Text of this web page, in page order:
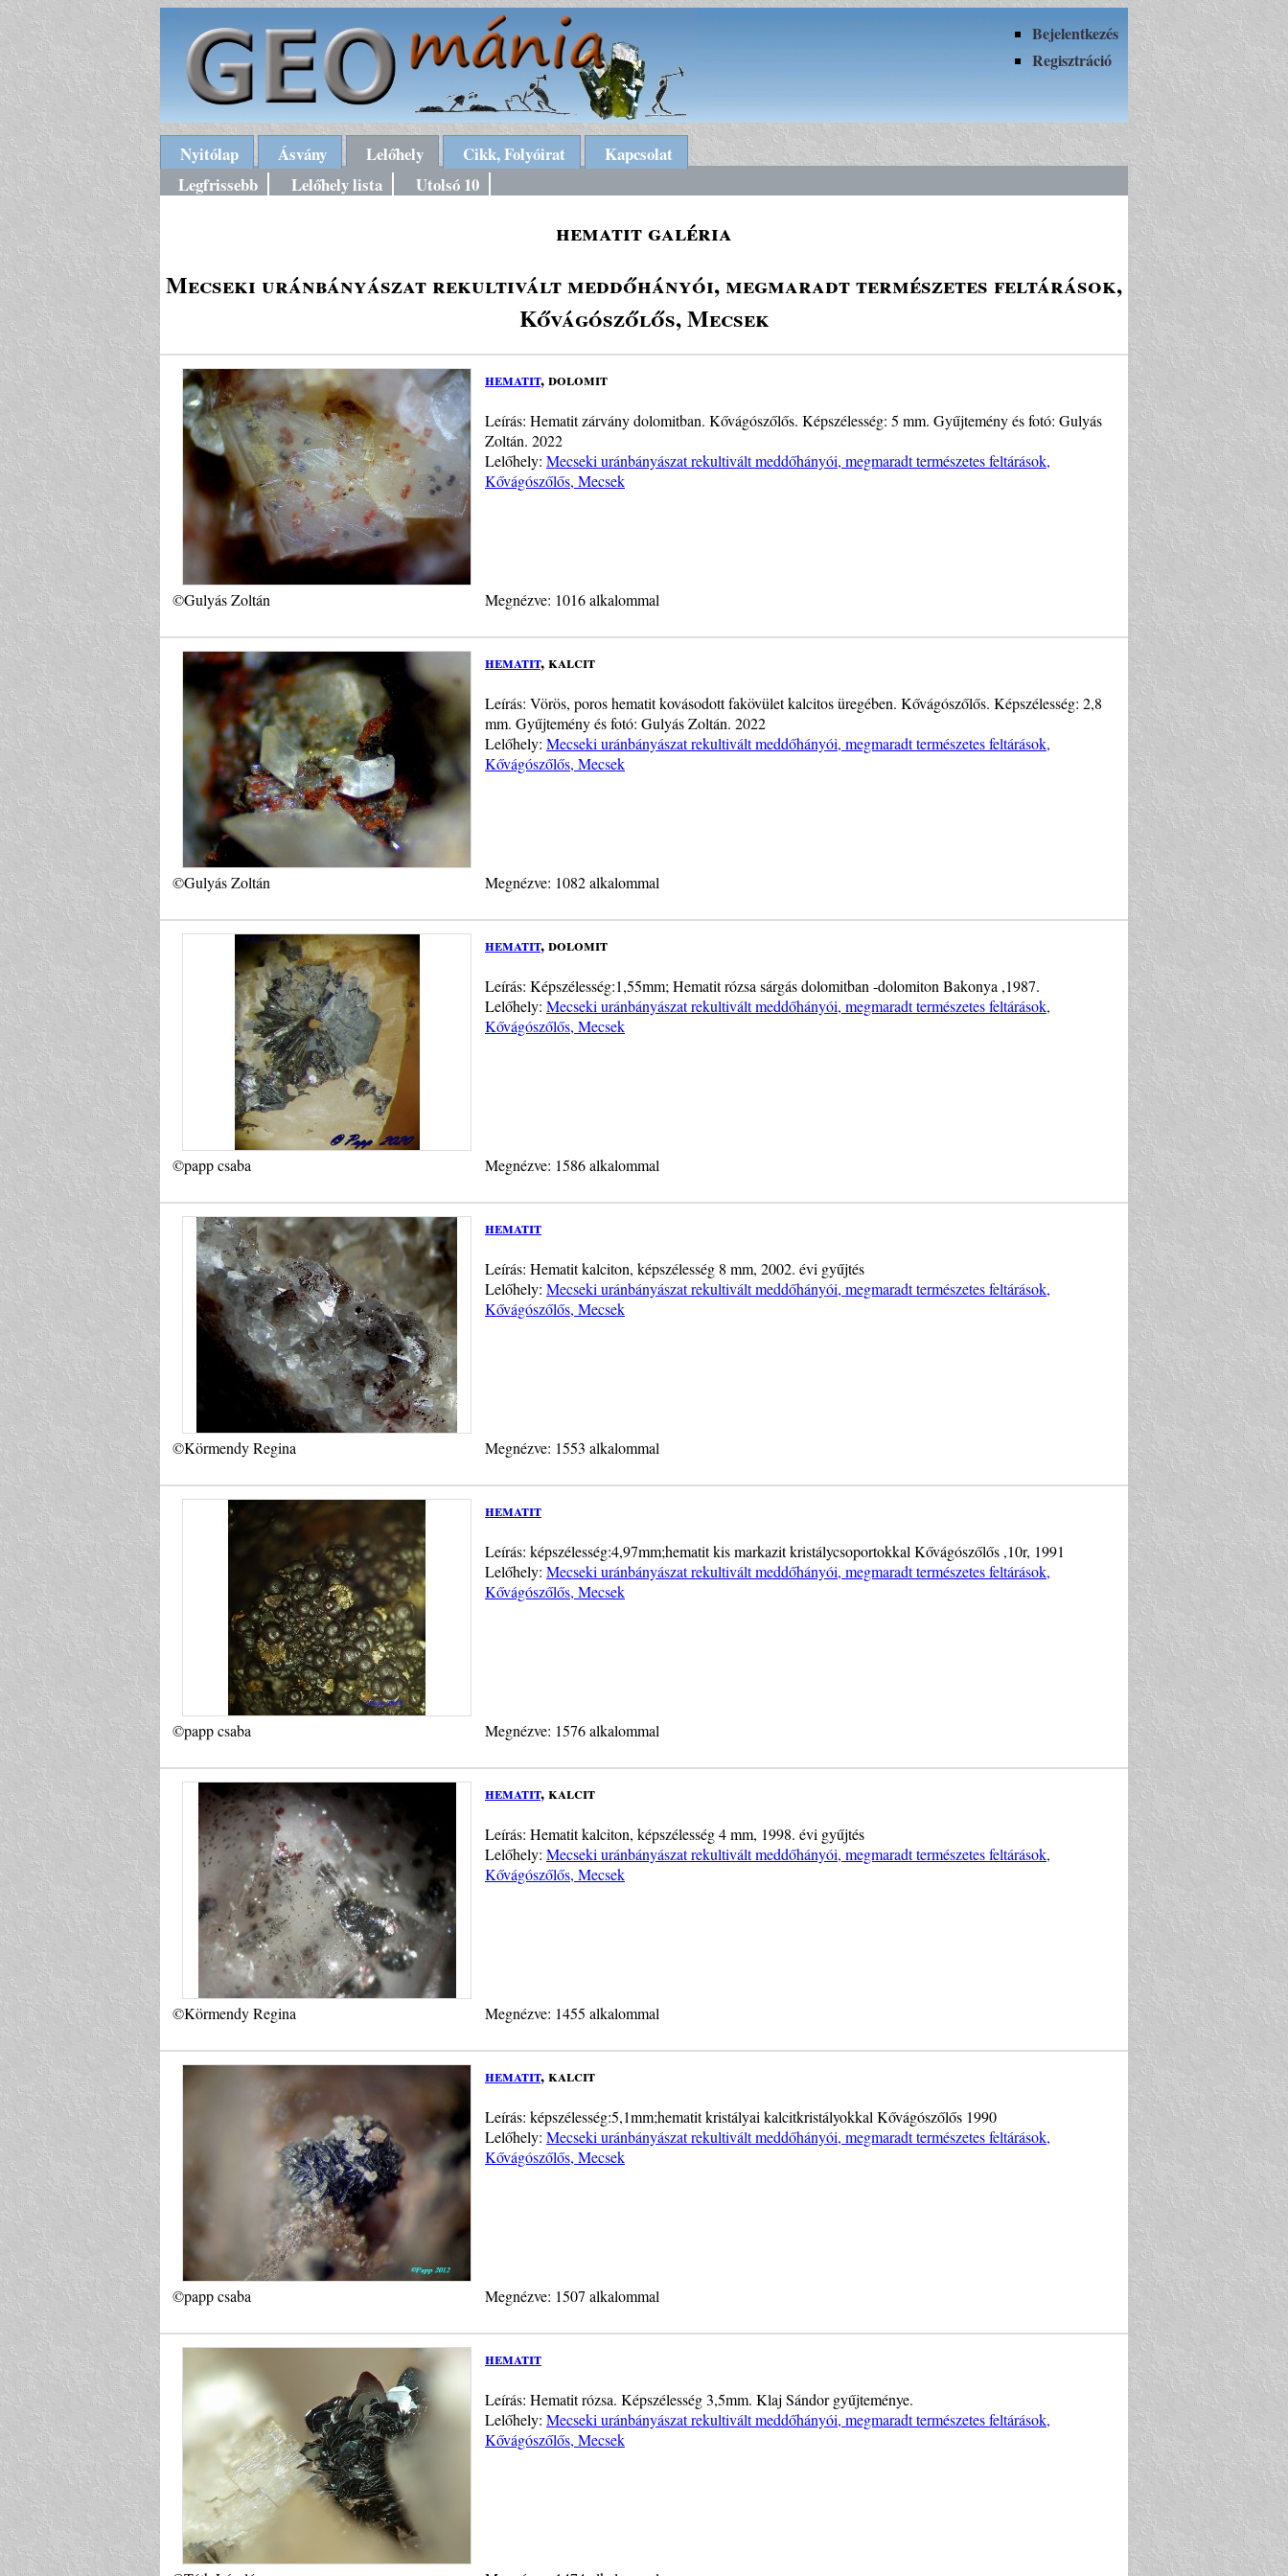
Bejelentkezés
Regisztráció
Nyitólap Ásvány Lelőhely Cikk, Folyóirat
Kapcsolat
Legfrissebb
Lelőhely lista Utolsó 10
hematit galéria
Mecseki uránbányászat rekultivált meddőhányói, megmaradt természetes feltárások,
Kővágószőlős, Mecsek
hematit, dolomit
Leírás: Hematit zárvány dolomitban. Kővágószőlős. Képszélesség: 5 mm. Gyűjtemény és fotó: Gulyás
Zoltán. 2022
Lelőhely: Mecseki uránbányászat rekultivált meddőhányói, megmaradt természetes feltárások,
Kővágószőlős, Mecsek
©Gulyás Zoltán Megnézve: 1016 alkalommal
hematit, kalcit
Leírás: Vörös, poros hematit kovásodott fakövület kalcitos üregében. Kővágószőlős. Képszélesség: 2,8
mm. Gyűjtemény és fotó: Gulyás Zoltán. 2022
Lelőhely: Mecseki uránbányászat rekultivált meddőhányói, megmaradt természetes feltárások,
Kővágószőlős, Mecsek
©Gulyás Zoltán Megnézve: 1082 alkalommal
hematit, dolomit
Leírás: Képszélesség:1,55mm; Hematit rózsa sárgás dolomitban -dolomiton Bakonya ,1987.
Lelőhely: Mecseki uránbányászat rekultivált meddőhányói, megmaradt természetes feltárások,
Kővágószőlős, Mecsek
©papp csaba Megnézve: 1586 alkalommal
hematit
Leírás: Hematit kalciton, képszélesség 8 mm, 2002. évi gyűjtés
Lelőhely: Mecseki uránbányászat rekultivált meddőhányói, megmaradt természetes feltárások,
Kővágószőlős, Mecsek
©Körmendy Regina Megnézve: 1553 alkalommal
hematit
Leírás: képszélesség:4,97mm;hematit kis markazit kristálycsoportokkal Kővágószőlős ,10r, 1991
Lelőhely: Mecseki uránbányászat rekultivált meddőhányói, megmaradt természetes feltárások,
Kővágószőlős, Mecsek
©papp csaba Megnézve: 1576 alkalommal
hematit, kalcit
Leírás: Hematit kalciton, képszélesség 4 mm, 1998. évi gyűjtés
Lelőhely: Mecseki uránbányászat rekultivált meddőhányói, megmaradt természetes feltárások,
Kővágószőlős, Mecsek
©Körmendy Regina Megnézve: 1455 alkalommal
hematit, kalcit
Leírás: képszélesség:5,1mm;hematit kristályai kalcitkristályokkal Kővágószőlős 1990
Lelőhely: Mecseki uránbányászat rekultivált meddőhányói, megmaradt természetes feltárások,
Kővágószőlős, Mecsek
©papp csaba Megnézve: 1507 alkalommal
hematit
Leírás: Hematit rózsa. Képszélesség 3,5mm. Klaj Sándor gyűjteménye.
Lelőhely: Mecseki uránbányászat rekultivált meddőhányói, megmaradt természetes feltárások,
Kővágószőlős, Mecsek